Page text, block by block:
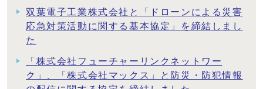
双葉電子工業株式会社と「ドローンによる災害
応急対策活動に関する基本協定」を締結しまし
た
「株式会社フューチャーリンクネットワー
ク」、「株式会社マックス」と防災・防犯情報